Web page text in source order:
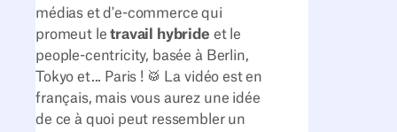
médias et d'e-commerce qui
promeut letravail hybride et le
people-centricity, basée à Berlin,
Tokyo et... Paris ! 🥁 La vidéo est en
français, mais vous aurez une idée
de ce à quoi peut ressembler un